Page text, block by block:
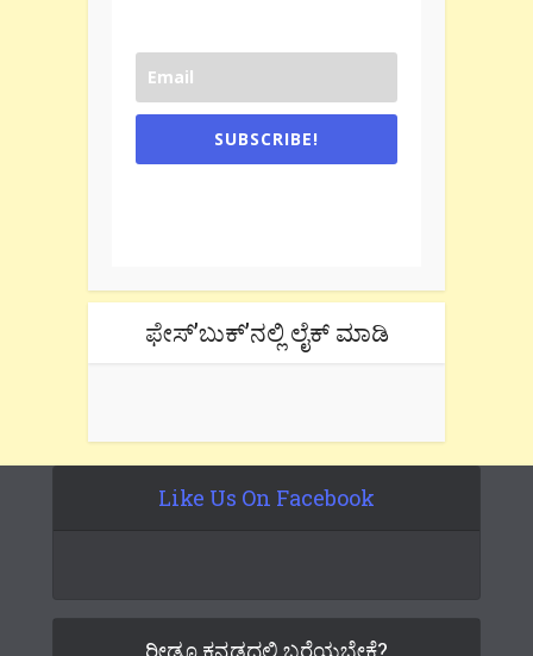
SUBSCRIBE!
ಫೇಸ್’ಬುಕ್’ನಲ್ಲಿ ಲೈಕ್ ಮಾಡಿ
Like Us On Facebook
ರೀಡೂ ಕನ್ನಡದಲ್ಲಿ ಬರೆಯಬೇಕೆ?